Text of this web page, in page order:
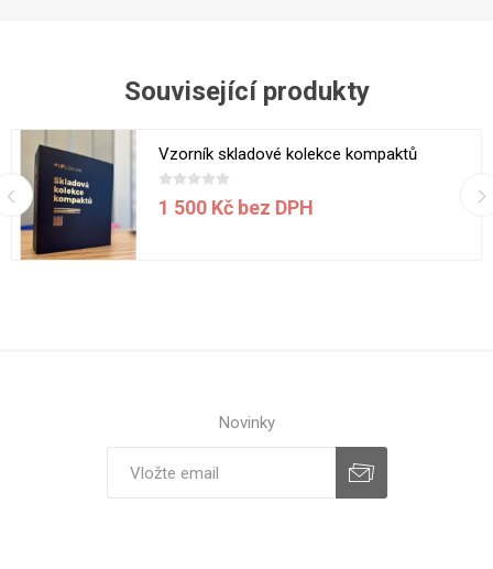
Související produkty
Vzorník skladové kolekce kompaktů
1 500 Kč bez DPH
Novinky